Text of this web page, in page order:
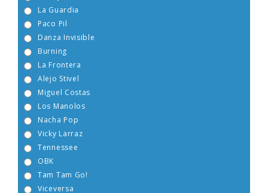
Boney M
Burning
Alejo Stivel
Miguel Costas
Nacha Pop
Vicky Larraz